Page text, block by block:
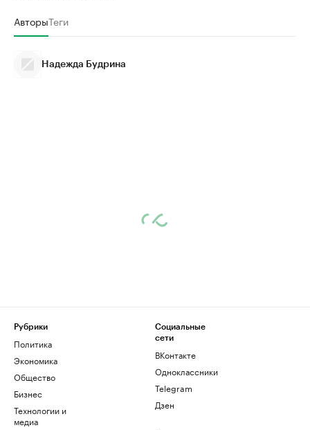
АвторыТеги
Надежда Будрина
Рубрики
Политика
Экономика
Общество
Бизнес
Технологии и
медиа
Социальные
сети
ВКонтакте
Одноклассники
Telegram
Дзен